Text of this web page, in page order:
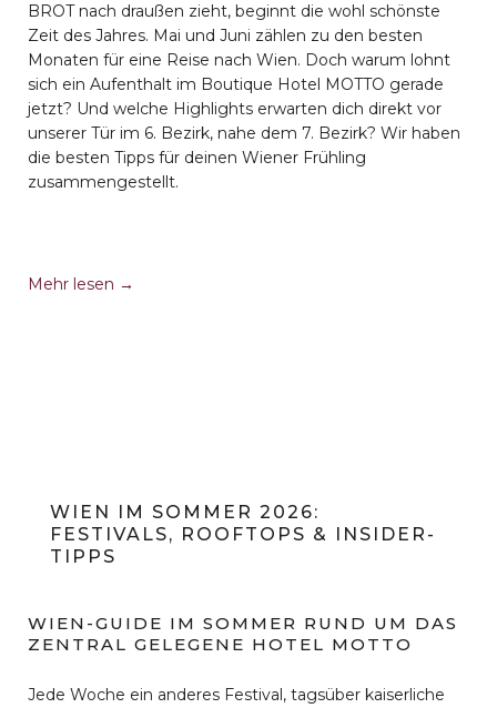
BROT nach draußen zieht, beginnt die wohl schönste
Zeit des Jahres. Mai und Juni zählen zu den besten
Monaten für eine Reise nach Wien. Doch warum lohnt
sich ein Aufenthalt im Boutique Hotel MOTTO gerade
jetzt? Und welche Highlights erwarten dich direkt vor
unserer Tür im 6. Bezirk, nahe dem 7. Bezirk? Wir haben
die besten Tipps für deinen Wiener Frühling
zusammengestellt.
Mehr lesen Öffnet
WIEN IM SOMMER 2026:
FESTIVALS, ROOFTOPS & INSIDER-
TIPPS
WIEN-GUIDE IM SOMMER RUND UM DAS
ZENTRAL GELEGENE HOTEL MOTTO
Jede Woche ein anderes Festival, tagsüber kaiserliche